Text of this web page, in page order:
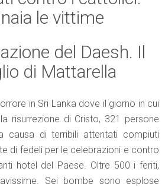
le vittime
del Daesh. Il
di Mattarella
in Sri Lanka dove il giorno in cui
risurrezione di Cristo, 321 persone
causa di terribili attentati compiuti
di fedeli per le celebrazioni e contro
hotel del Paese. Oltre 500 i feriti,
Sei bombe sono esplose